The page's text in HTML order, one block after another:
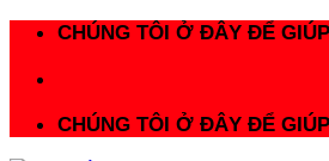
CHÚNG TÔI Ở ĐÂY ĐỂ
CHÚNG TÔI Ở ĐÂY ĐỂ